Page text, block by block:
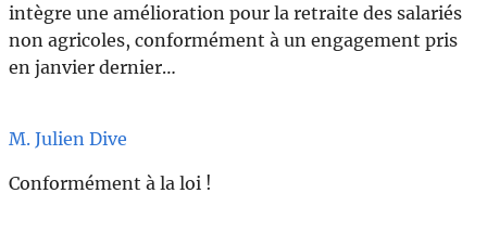
intègre une amélioration pour la retraite des salariés
non agricoles, conformément à un engagement pris
en janvier dernier…
M. Julien Dive
Conformément à la loi !